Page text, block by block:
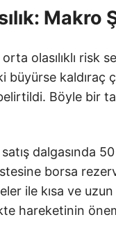
olasılıklı risk
büyürse kaldıraç
Böyle bir
dalgasında
borsa
ile kısa ve
hareketinin önem